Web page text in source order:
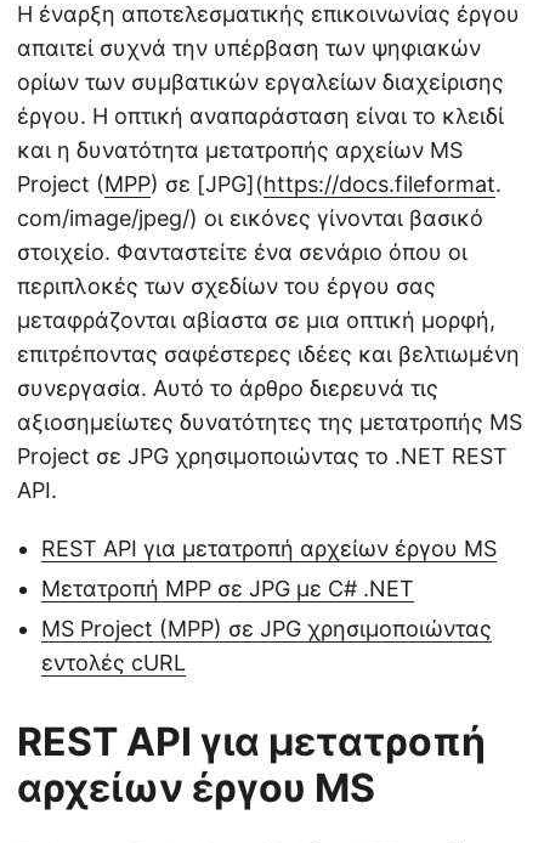
Η έναρξη αποτελεσματικής επικοινωνίας έργου
απαιτεί συχνά την υπέρβαση των ψηφιακών
ορίων των συμβατικών εργαλείων διαχείρισης
έργου. Η οπτική αναπαράσταση είναι το κλειδί
και η δυνατότητα μετατροπής αρχείων MS
Project (MPP) σε [JPG](https://docs.fileformat.
com/image/jpeg/) οι εικόνες γίνονται βασικό
στοιχείο. Φανταστείτε ένα σενάριο όπου οι
περιπλοκές των σχεδίων του έργου σας
μεταφράζονται αβίαστα σε μια οπτική μορφή,
επιτρέποντας σαφέστερες ιδέες και βελτιωμένη
συνεργασία. Αυτό το άρθρο διερευνά τις
αξιοσημείωτες δυνατότητες της μετατροπής MS
Project σε JPG χρησιμοποιώντας το .NET REST
API.
REST API για μετατροπή αρχείων έργου MS
Μετατροπή MPP σε JPG με C# .NET
MS Project (MPP) σε JPG χρησιμοποιώντας
εντολές cURL
REST API για μετατροπή
αρχείων έργου MS